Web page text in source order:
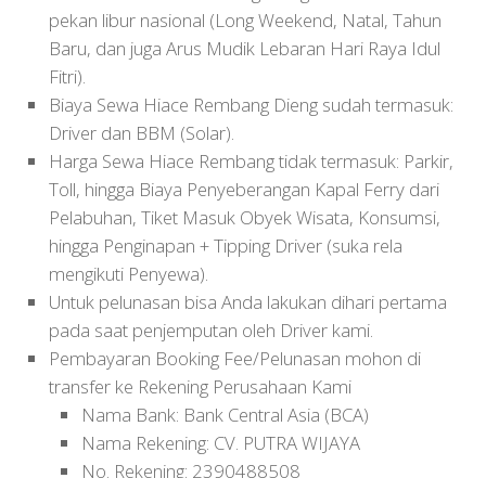
pekan libur nasional (Long Weekend, Natal, Tahun
Baru, dan juga Arus Mudik Lebaran Hari Raya Idul
Fitri).
Biaya Sewa Hiace Rembang Dieng sudah termasuk:
Driver dan BBM (Solar).
Harga Sewa Hiace Rembang tidak termasuk: Parkir,
Toll, hingga Biaya Penyeberangan Kapal Ferry dari
Pelabuhan, Tiket Masuk Obyek Wisata, Konsumsi,
hingga Penginapan + Tipping Driver (suka rela
mengikuti Penyewa).
Untuk pelunasan bisa Anda lakukan dihari pertama
pada saat penjemputan oleh Driver kami.
Pembayaran Booking Fee/Pelunasan mohon di
transfer ke Rekening Perusahaan Kami
Nama Bank: Bank Central Asia (BCA)
Nama Rekening: CV. PUTRA WIJAYA
No. Rekening: 2390488508